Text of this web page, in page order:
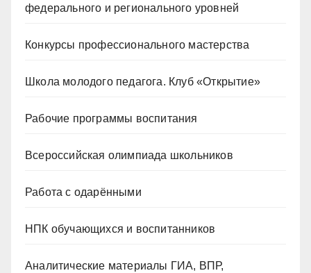
федерального и регионального уровней
Конкурсы профессионального мастерства
Школа молодого педагога. Клуб «Открытие»
Рабочие программы воспитания
Всероссийская олимпиада школьников
Работа с одарёнными
НПК обучающихся и воспитанников
Аналитические материалы ГИА, ВПР,